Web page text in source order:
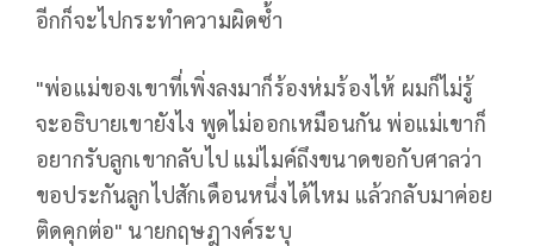
อีกก็จะไปกระทำความผิดซ้ำ
"พ่อแม่ของเขาที่เพิ่งลงมาก็ร้องห่มร้องไห้ ผมก็ไม่รู้
จะอธิบายเขายังไง พูดไม่ออกเหมือนกัน พ่อแม่เขาก็
อยากรับลูกเขากลับไป แม่ไมค์ถึงขนาดขอกับศาลว่า
ขอประกันลูกไปสักเดือนหนึ่งได้ไหม แล้วกลับมาค่อย
ติดคุกต่อ" นายกฤษฎางค์ระบุ